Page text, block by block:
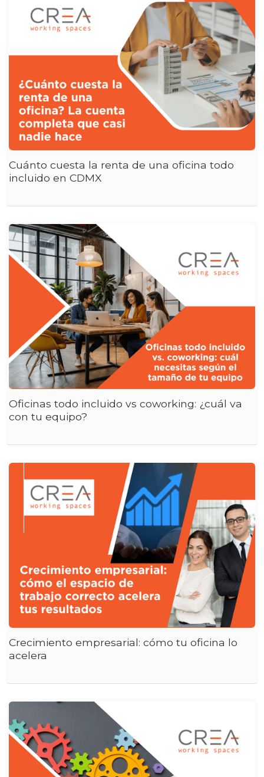
Cuánto cuesta la renta de una oficina todo
incluido en CDMX
Oficinas todo incluido vs coworking: ¿cuál va
con tu equipo?
Crecimiento empresarial: cómo tu oficina lo
acelera